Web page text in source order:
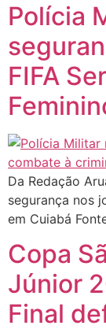
Polícia
FIFA
Da Redação
segurança nos
em Cuiabá
Copa
Júnior
Final